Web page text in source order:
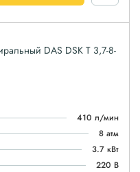
DAS DSK T 3,7-8-
410 л/мин
8 атм
3.7 кВт
220 В